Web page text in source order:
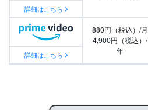
詳細はこちら
詳細はこちら
880円（税込）/月
4,900円（税込）/
年